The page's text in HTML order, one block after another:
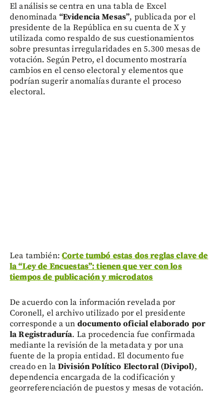
El análisis se centra en una tabla de Excel
denominada “Evidencia Mesas”, publicada por el
presidente de la República en su cuenta de X y
utilizada como respaldo de sus cuestionamientos
sobre presuntas irregularidades en 5.300 mesas de
votación. Según Petro, el documento mostraría
cambios en el censo electoral y elementos que
podrían sugerir anomalías durante el proceso
electoral.
Lea también: Corte tumbó estas dos reglas clave de
la “Ley de Encuestas”: tienen que ver con los
tiempos de publicación y microdatos
De acuerdo con la información revelada por
Coronell, el archivo utilizado por el presidente
corresponde a un documento oficial elaborado por
la Registraduría. La procedencia fue confirmada
mediante la revisión de la metadata y por una
fuente de la propia entidad. El documento fue
creado en laDivisión Político Electoral (Divipol),
dependencia encargada de la codificación y
georreferenciación de puestos y mesas de votación.